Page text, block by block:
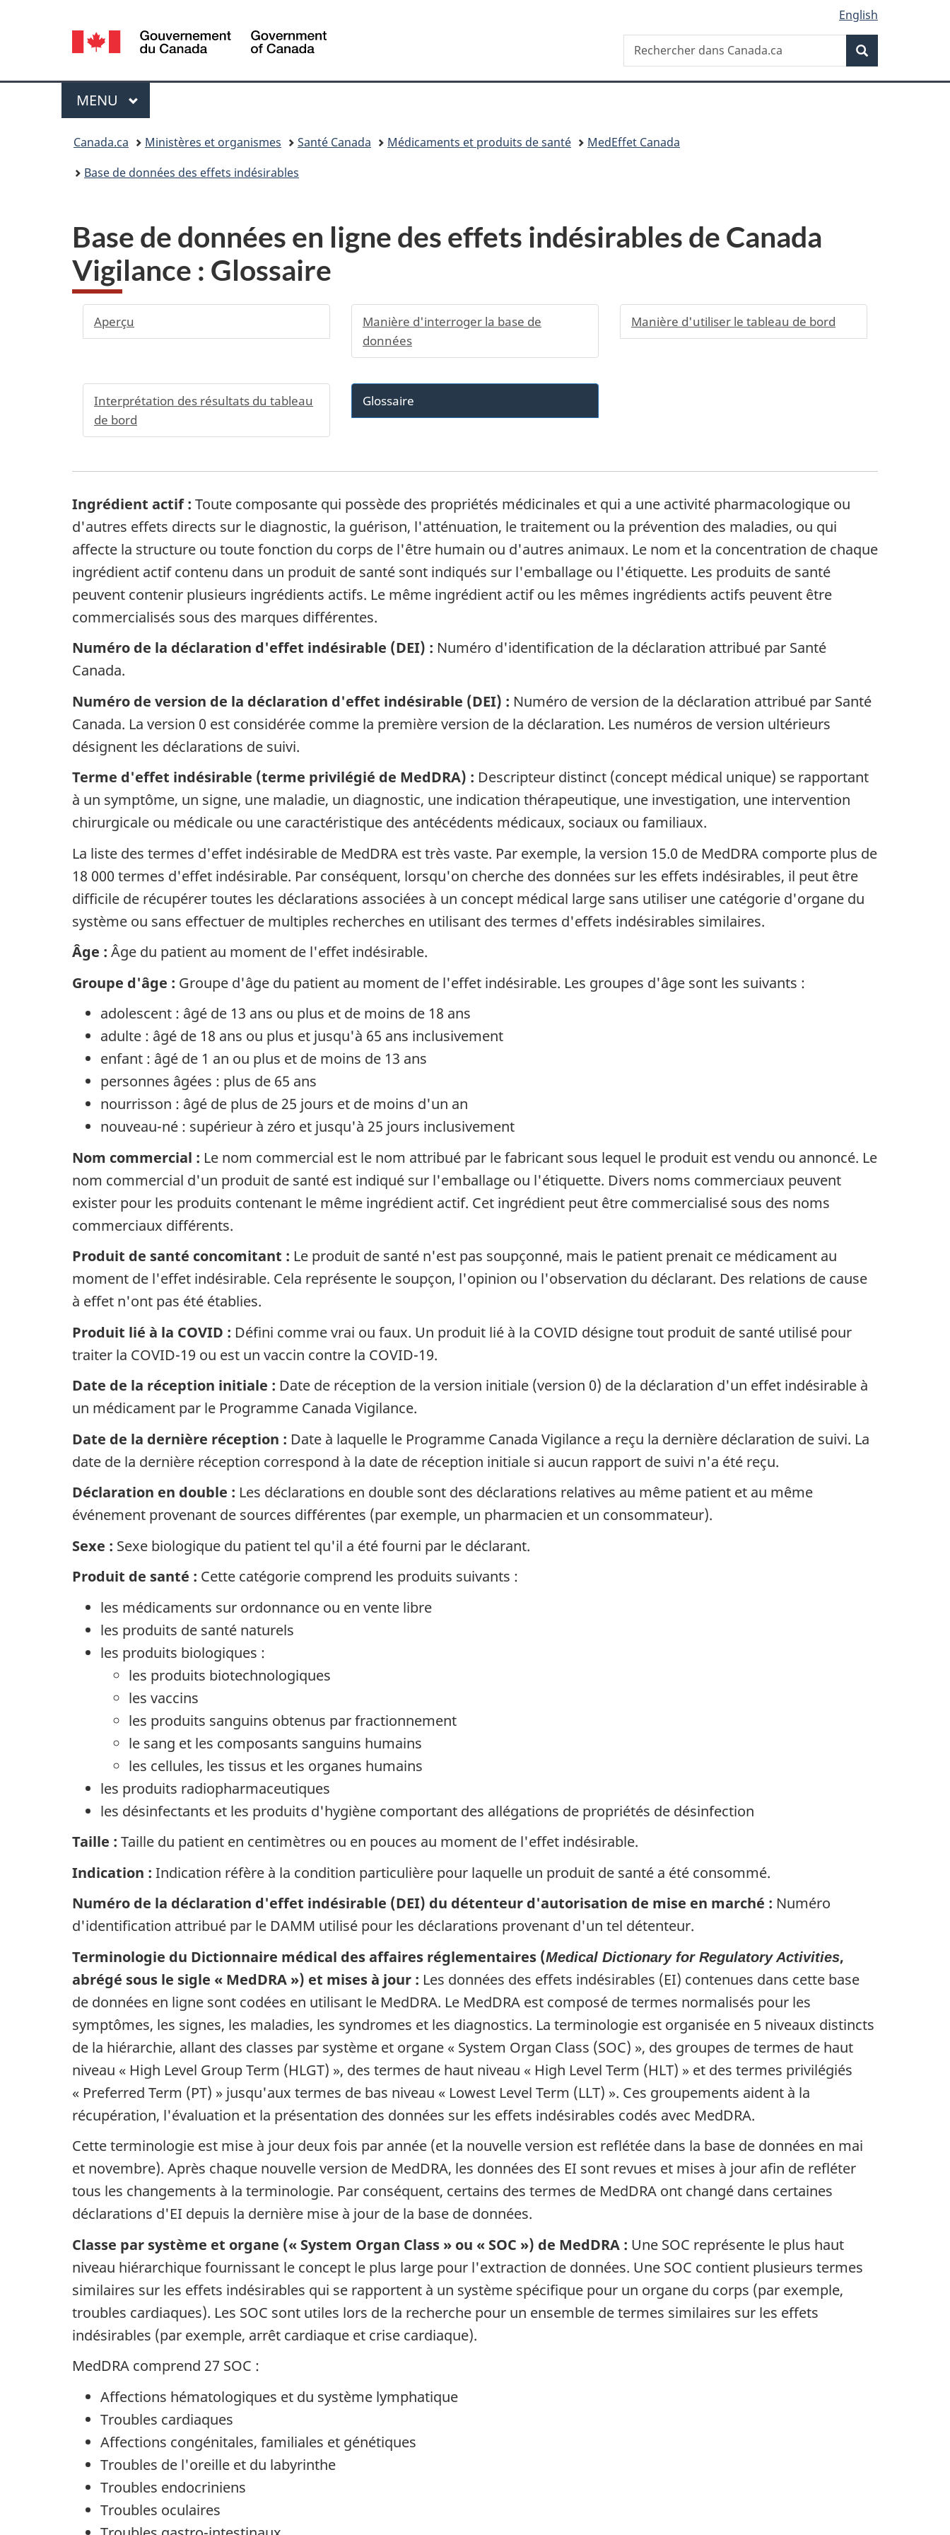
sujet
HTML
Sélection
de
la
langue
English
Canada
Recherche
Rechercher
dans
Menu
MENU PRINCIPAL
Canada.ca Ministères et organismes Santé Canada Médicaments et produits de santé
MedEffet Canada
Base de données des effets indésirables
Base de données en ligne des effets indésirables de Canada
Vigilance : Glossaire
Aperçu
Manière d'interroger la base de
données
Manière d'utiliser le tableau de bord
Interprétation des résultats du tableau
de bord
Glossaire
Ingrédient actif : Toute composante qui possède des propriétés médicinales et qui a une activité pharmacologique ou
d'autres effets directs sur le diagnostic, la guérison, l'atténuation, le traitement ou la prévention des maladies, ou qui
affecte la structure ou toute fonction du corps de l'être humain ou d'autres animaux. Le nom et la concentration de chaque
ingrédient actif contenu dans un produit de santé sont indiqués sur l'emballage ou l'étiquette. Les produits de santé
peuvent contenir plusieurs ingrédients actifs. Le même ingrédient actif ou les mêmes ingrédients actifs peuvent être
commercialisés sous des marques différentes.
Numéro de la déclaration d'effet indésirable (DEI) : Numéro d'identification de la déclaration attribué par Santé
Canada.
Numéro de version de la déclaration d'effet indésirable (DEI) : Numéro de version de la déclaration attribué par Santé
Canada. La version 0 est considérée comme la première version de la déclaration. Les numéros de version ultérieurs
désignent les déclarations de suivi.
Terme d'effet indésirable (terme privilégié de MedDRA) : Descripteur distinct (concept médical unique) se rapportant
à un symptôme, un signe, une maladie, un diagnostic, une indication thérapeutique, une investigation, une intervention
chirurgicale ou médicale ou une caractéristique des antécédents médicaux, sociaux ou familiaux.
La liste des termes d'effet indésirable de MedDRA est très vaste. Par exemple, la version 15.0 de MedDRA comporte plus de
18 000 termes d'effet indésirable. Par conséquent, lorsqu'on cherche des données sur les effets indésirables, il peut être
difficile de récupérer toutes les déclarations associées à un concept médical large sans utiliser une catégorie d'organe du
système ou sans effectuer de multiples recherches en utilisant des termes d'effets indésirables similaires.
Âge : Âge du patient au moment de l'effet indésirable.
Groupe d'âge : Groupe d'âge du patient au moment de l'effet indésirable. Les groupes d'âge sont les suivants :
adolescent : âgé de 13 ans ou plus et de moins de 18 ans
adulte : âgé de 18 ans ou plus et jusqu'à 65 ans inclusivement
enfant : âgé de 1 an ou plus et de moins de 13 ans
personnes âgées : plus de 65 ans
nourrisson : âgé de plus de 25 jours et de moins d'un an
nouveau-né : supérieur à zéro et jusqu'à 25 jours inclusivement
Nom commercial : Le nom commercial est le nom attribué par le fabricant sous lequel le produit est vendu ou annoncé. Le
nom commercial d'un produit de santé est indiqué sur l'emballage ou l'étiquette. Divers noms commerciaux peuvent
exister pour les produits contenant le même ingrédient actif. Cet ingrédient peut être commercialisé sous des noms
commerciaux différents.
Produit de santé concomitant : Le produit de santé n'est pas soupçonné, mais le patient prenait ce médicament au
moment de l'effet indésirable. Cela représente le soupçon, l'opinion ou l'observation du déclarant. Des relations de cause
à effet n'ont pas été établies.
Produit lié à la COVID : Défini comme vrai ou faux. Un produit lié à la COVID désigne tout produit de santé utilisé pour
traiter la COVID-19 ou est un vaccin contre la COVID-19.
Date de la réception initiale : Date de réception de la version initiale (version 0) de la déclaration d'un effet indésirable à
un médicament par le Programme Canada Vigilance.
Date de la dernière réception : Date à laquelle le Programme Canada Vigilance a reçu la dernière déclaration de suivi. La
date de la dernière réception correspond à la date de réception initiale si aucun rapport de suivi n'a été reçu.
Déclaration en double : Les déclarations en double sont des déclarations relatives au même patient et au même
événement provenant de sources différentes (par exemple, un pharmacien et un consommateur).
Sexe : Sexe biologique du patient tel qu'il a été fourni par le déclarant.
Produit de santé : Cette catégorie comprend les produits suivants :
les médicaments sur ordonnance ou en vente libre
les produits de santé naturels
les produits biologiques :
les produits biotechnologiques
les vaccins
les produits sanguins obtenus par fractionnement
le sang et les composants sanguins humains
les cellules, les tissus et les organes humains
les produits radiopharmaceutiques
les désinfectants et les produits d'hygiène comportant des allégations de propriétés de désinfection
Taille : Taille du patient en centimètres ou en pouces au moment de l'effet indésirable.
Indication : Indication réfère à la condition particulière pour laquelle un produit de santé a été consommé.
Numéro de la déclaration d'effet indésirable (DEI) du détenteur d'autorisation de mise en marché : Numéro
d'identification attribué par le DAMM utilisé pour les déclarations provenant d'un tel détenteur.
Terminologie du Dictionnaire médical des affaires réglementaires (Medical Dictionary for Regulatory Activities,
abrégé sous le sigle « MedDRA ») et mises à jour : Les données des effets indésirables (EI) contenues dans cette base
de données en ligne sont codées en utilisant le MedDRA. Le MedDRA est composé de termes normalisés pour les
symptômes, les signes, les maladies, les syndromes et les diagnostics. La terminologie est organisée en 5 niveaux distincts
de la hiérarchie, allant des classes par système et organe « System Organ Class (SOC) », des groupes de termes de haut
niveau « High Level Group Term (HLGT) », des termes de haut niveau « High Level Term (HLT) » et des termes privilégiés
« Preferred Term (PT) » jusqu'aux termes de bas niveau « Lowest Level Term (LLT) ». Ces groupements aident à la
récupération, l'évaluation et la présentation des données sur les effets indésirables codés avec MedDRA.
Cette terminologie est mise à jour deux fois par année (et la nouvelle version est reflétée dans la base de données en mai
et novembre). Après chaque nouvelle version de MedDRA, les données des EI sont revues et mises à jour afin de refléter
tous les changements à la terminologie. Par conséquent, certains des termes de MedDRA ont changé dans certaines
déclarations d'EI depuis la dernière mise à jour de la base de données.
Classe par système et organe (« System Organ Class » ou « SOC ») de MedDRA : Une SOC représente le plus haut
niveau hiérarchique fournissant le concept le plus large pour l'extraction de données. Une SOC contient plusieurs termes
similaires sur les effets indésirables qui se rapportent à un système spécifique pour un organe du corps (par exemple,
troubles cardiaques). Les SOC sont utiles lors de la recherche pour un ensemble de termes similaires sur les effets
indésirables (par exemple, arrêt cardiaque et crise cardiaque).
MedDRA comprend 27 SOC :
Affections hématologiques et du système lymphatique
Troubles cardiaques
Affections congénitales, familiales et génétiques
Troubles de l'oreille et du labyrinthe
Troubles endocriniens
Troubles oculaires